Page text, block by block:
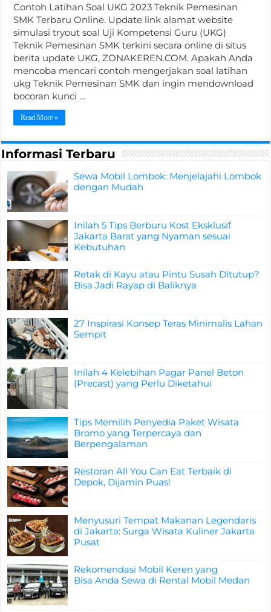
Contoh Latihan Soal UKG 2023 Teknik Pemesinan
SMK Terbaru Online. Update link alamat website
simulasi tryout soal Uji Kompetensi Guru (UKG)
Teknik Pemesinan SMK terkini secara online di situs
berita update UKG, ZONAKEREN.COM. Apakah Anda
mencoba mencari contoh mengerjakan soal latihan
ukg Teknik Pemesinan SMK dan ingin mendownload
bocoran kunci …
Read More »
Informasi Terbaru
Sewa Mobil Lombok: Menjelajahi Lombok
dengan Mudah
Inilah 5 Tips Berburu Kost Eksklusif
Jakarta Barat yang Nyaman sesuai
Kebutuhan
Retak di Kayu atau Pintu Susah Ditutup?
Bisa Jadi Rayap di Baliknya
27 Inspirasi Konsep Teras Minimalis Lahan
Sempit
Inilah 4 Kelebihan Pagar Panel Beton
(Precast) yang Perlu Diketahui
Tips Memilih Penyedia Paket Wisata
Bromo yang Terpercaya dan
Berpengalaman
Restoran All You Can Eat Terbaik di
Depok, Dijamin Puas!
Menyusuri Tempat Makanan Legendaris
di Jakarta: Surga Wisata Kuliner Jakarta
Pusat
Rekomendasi Mobil Keren yang
Bisa Anda Sewa di Rental Mobil Medan